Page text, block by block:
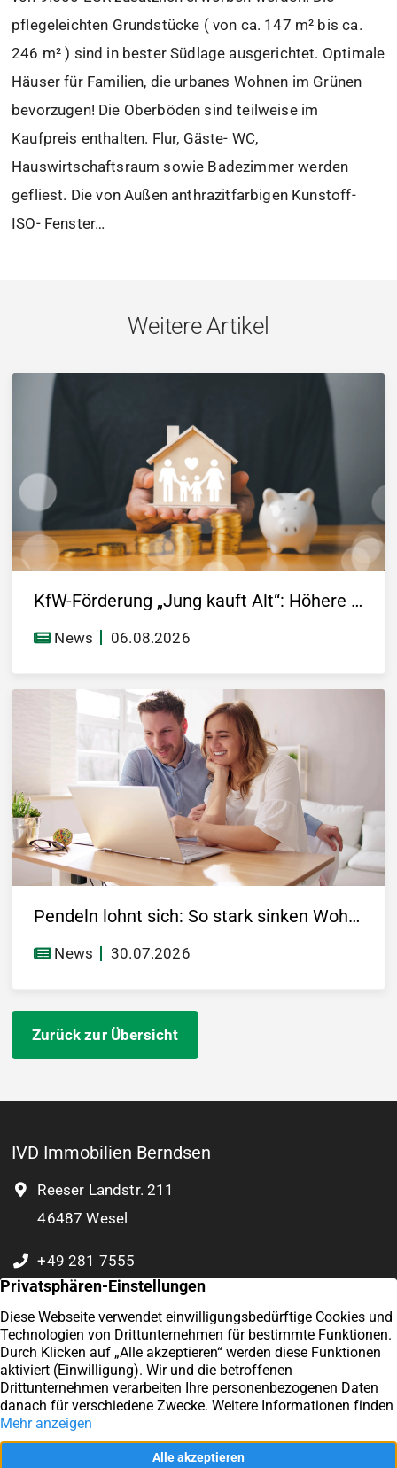
pflegeleichten Grundstücke ( von ca. 147 m² bis ca.
246 m² ) sind in bester Südlage ausgerichtet. Optimale
Häuser für Familien, die urbanes Wohnen im Grünen
bevorzugen! Die Oberböden sind teilweise im
Kaufpreis enthalten. Flur, Gäste- WC,
Hauswirtschaftsraum sowie Badezimmer werden
gefliest. Die von Außen anthrazitfarbigen Kunstoff-
ISO- Fenster…
Weitere Artikel
KfW-Förderung „Jung kauft Alt“: Höhere Kredite ab August 2026
News 06.08.2026
Pendeln lohnt sich: So stark sinken Wohnungspreise im Umland
News 30.07.2026
Zurück zur Übersicht
IVD Immobilien Berndsen
Reeser Landstr. 211
46487 Wesel
+49 281 7555
0 177 8932 804
Kontakt
Impressum
Datenschutz
Vertrag widerrufen
4,9/5
Exzellent
57
Kundenstimmen